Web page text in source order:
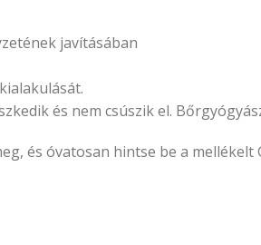
javításában
és nem csúszik el.
és óvatosan hintse be a